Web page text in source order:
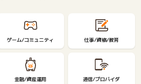
ゲーム/コミュニティ 仕事/資格/教育
金融/資産運用 通信/プロバイダ